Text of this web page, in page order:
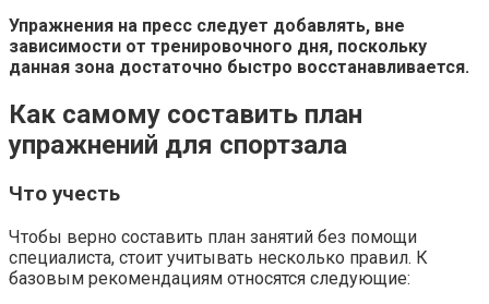
Упражнения на пресс следует добавлять, вне
зависимости от тренировочного дня, поскольку
данная зона достаточно быстро восстанавливается.
Как самому составить план
упражнений для спортзала
Что учесть
Чтобы верно составить план занятий без помощи
специалиста, стоит учитывать несколько правил. К
базовым рекомендациям относятся следующие: